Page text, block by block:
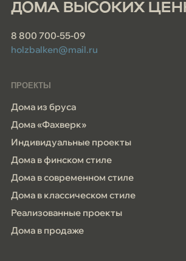
ДОМА ВЫСОКИХ
8 800 700-55-09
holzbalken@mail.ru
ПРОЕКТЫ
Дома из бруса
Дома «Фахверк»
Индивидуальные проекты
Дома в финском стиле
Дома в современном стиле
Дома в классическом стиле
Реализованные проекты
Дома в продаже